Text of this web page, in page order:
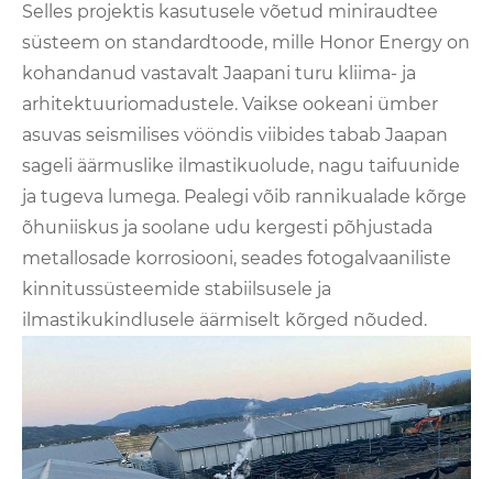
Selles projektis kasutusele võetud miniraudtee
süsteem on standardtoode, mille Honor Energy on
kohandanud vastavalt Jaapani turu kliima- ja
arhitektuuriomadustele. Vaikse ookeani ümber
asuvas seismilises vööndis viibides tabab Jaapan
sageli äärmuslike ilmastikuolude, nagu taifuunide
ja tugeva lumega. Pealegi võib rannikualade kõrge
õhuniiskus ja soolane udu kergesti põhjustada
metallosade korrosiooni, seades fotogalvaaniliste
kinnitussüsteemide stabiilsusele ja
ilmastikukindlusele äärmiselt kõrged nõuded.